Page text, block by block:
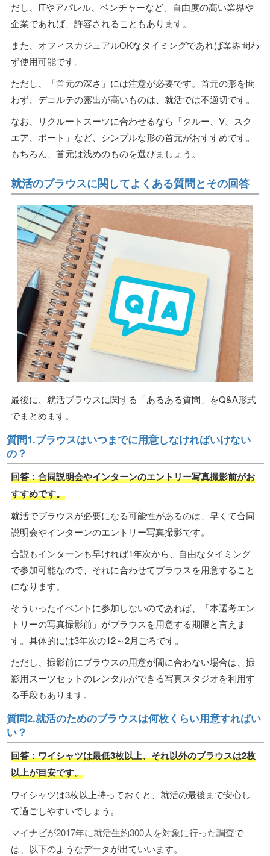
だし、ITやアパレル、ベンチャーなど、自由度の高い業界や
企業であれば、許容されることもあります。
また、オフィスカジュアルOKなタイミングであれば業界問わ
ず使用可能です。
ただし、「首元の深さ」には注意が必要です。首元の形を問
わず、デコルテの露出が高いものは、就活では不適切です。
なお、リクルートスーツに合わせるなら「クルー、V、スク
エア、ボート」など、シンプルな形の首元がおすすめです。
もちろん、首元は浅めのものを選びましょう。
就活のブラウスに関してよくある質問とその回答
最後に、就活ブラウスに関する「あるある質問」をQ&A形式
でまとめます。
質問1.ブラウスはいつまでに用意しなければいけない
の？
回答：合同説明会やインターンのエントリー写真撮影前がお
すすめです。
就活でブラウスが必要になる可能性があるのは、早くて合同
説明会やインターンのエントリー写真撮影です。
合説もインターンも早ければ1年次から、自由なタイミング
で参加可能なので、それに合わせてブラウスを用意すること
になります。
そういったイベントに参加しないのであれば、「本選考エン
トリーの写真撮影前」がブラウスを用意する期限と言えま
す。具体的には3年次の12～2月ごろです。
ただし、撮影前にブラウスの用意が間に合わない場合は、撮
影用スーツセットのレンタルができる写真スタジオを利用す
る手段もあります。
質問2.就活のためのブラウスは何枚くらい用意すればい
い？
回答：ワイシャツは最低3枚以上、それ以外のブラウスは2枚
以上が目安です。
ワイシャツは3枚以上持っておくと、就活の最後まで安心し
て過ごしやすいでしょう。
マイナビが2017年に就活生約300人を対象に行った調査で
は、以下のようなデータが出ていいます。